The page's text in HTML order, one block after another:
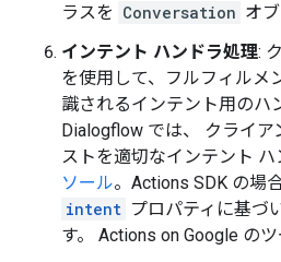
ラスを Conversation オ
インテント ハンドラ処理:
を使用して、フルフィルメ
識されるインテント用のハ
Dialogflow では、 クライ
ストを適切なインテント ハ
ソール。Actions SDK の場
intent プロパティに基づ
す。 Actions on Google のツ